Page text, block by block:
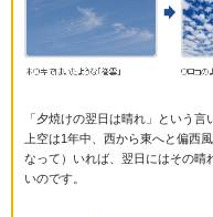
「夕焼けの翌日は晴れ」という
上空は1年中、西から東へと偏西
なって）いれば、翌日にはその晴
いのです。